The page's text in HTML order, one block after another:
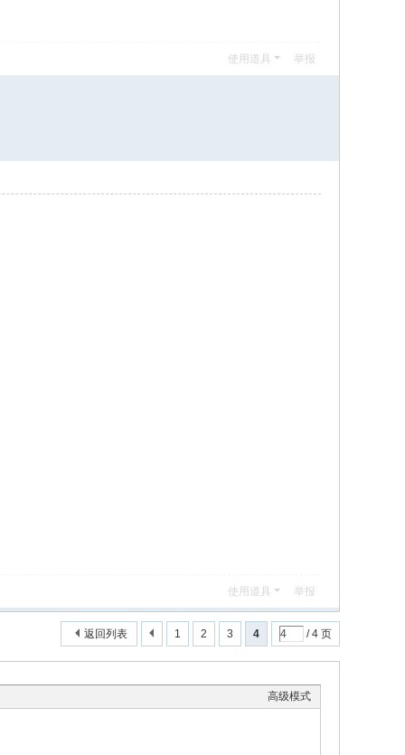
使用道具 举报
使用道具 举报
1 2 3 4 / 4 页
返回列表
高级模式